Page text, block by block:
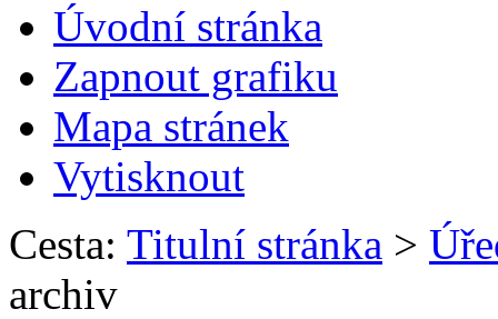
Úvodní stránka
Zapnout grafiku
Mapa stránek
Vytisknout
Cesta: Titulní stránka >
archiv